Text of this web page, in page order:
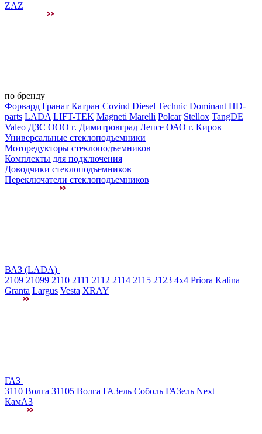
ZAZ
по бренду
Форвард Гранат Катран Covind Diesel Technic Dominant HD-
parts LADA LIFT-TEK Magneti Marelli Polcar Stellox TangDE
Valeo ДЗС ООО г. Димитровград Лепсе ОАО г. Киров
Универсальные стеклоподъемники
Моторедукторы стеклоподъемников
Комплекты для подключения
Доводчики стеклоподъемников
Переключатели стеклоподъемников
ВАЗ (LADA)
2109 21099 2110 2111 2112 2114 2115 2123 4x4 Priora Kalina
Granta Largus Vesta XRAY
ГАЗ
3110 Волга 31105 Волга ГАЗель Соболь ГАЗель Next
КамАЗ